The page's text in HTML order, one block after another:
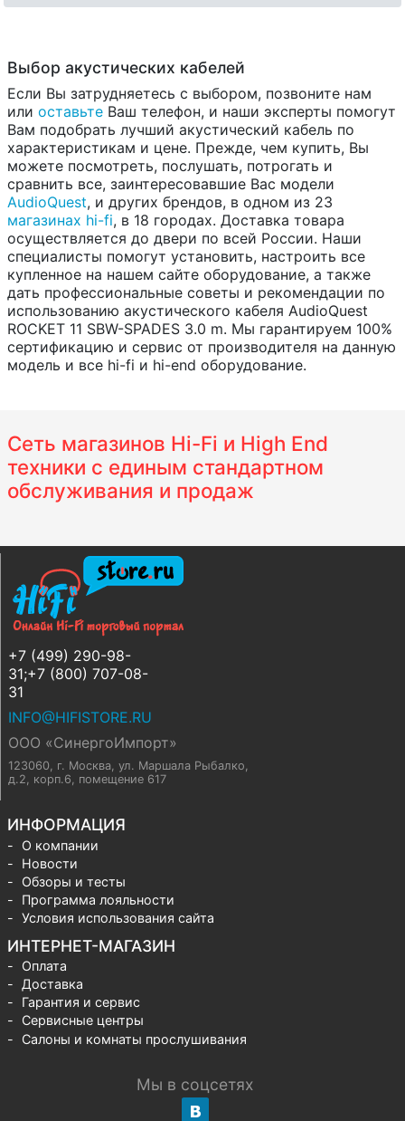
Выбор акустических кабелей
Если Вы затрудняетесь с выбором, позвоните нам
или оставьте Ваш телефон, и наши эксперты помогут
Вам подобрать лучший акустический кабель по
характеристикам и цене. Прежде, чем купить, Вы
можете посмотреть, послушать, потрогать и
сравнить все, заинтересовавшие Вас модели
AudioQuest, и других брендов, в одном из 23
магазинах hi-fi, в 18 городах. Доставка товара
осуществляется до двери по всей России. Наши
специалисты помогут установить, настроить все
купленное на нашем сайте оборудование, а также
дать профессиональные советы и рекомендации по
использованию акустического кабеля AudioQuest
ROCKET 11 SBW-SPADES 3.0 m. Мы гарантируем 100%
сертификацию и сервис от производителя на данную
модель и все hi-fi и hi-end оборудование.
Сеть магазинов Hi-Fi и High End
техники с единым стандартном
обслуживания и продаж
+7 (499) 290-98-
31;+7 (800) 707-08-
31
INFO@HIFISTORE.RU
ООО «СинергоИмпорт»
123060, г. Москва, ул. Маршала Рыбалко,
д.2, корп.6, помещение 617
ИНФОРМАЦИЯ
О компании
Новости
Обзоры и тесты
Программа лояльности
Условия использования сайта
ИНТЕРНЕТ-МАГАЗИН
Оплата
Доставка
Гарантия и сервис
Сервисные центры
Салоны и комнаты прослушивания
Мы в соцсетях